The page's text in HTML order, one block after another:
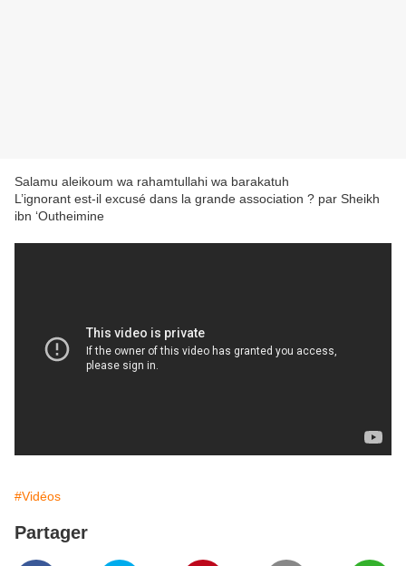
Salamu aleikoum wa rahamtullahi wa barakatuh
L’ignorant est-il excusé dans la grande association ? par Sheikh
ibn ‘Outheimine
#Vidéos
Partager